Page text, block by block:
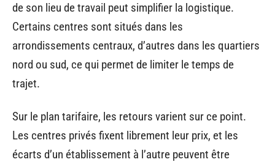
de son lieu de travail peut simplifier la logistique.
Certains centres sont situés dans les
arrondissements centraux, d’autres dans les quartiers
nord ou sud, ce qui permet de limiter le temps de
trajet.
Sur le plan tarifaire, les retours varient sur ce point.
Les centres privés fixent librement leur prix, et les
écarts d’un établissement à l’autre peuvent être